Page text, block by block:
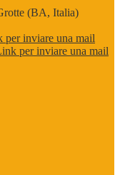
(BA, Italia)
per inviare una mail
per inviare una mail